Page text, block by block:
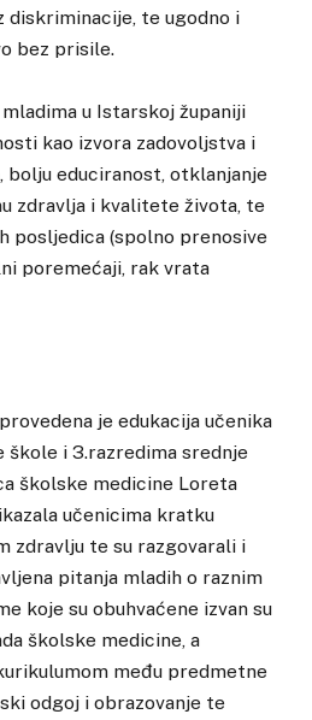
te ugodno i
bez prisile.
u Istarskoj županiji
kao izvora zadovoljstva i
educiranost, otklanjanje
zdravlja i kvalitete života, te
posljedica (spolno prenosive
poremećaji, rak vrata
je edukacija učenika
škole i 3.razredima srednje
školske medicine Loreta
učenicima kratku
zdravlju te su razgovarali i
pitanja mladih o raznim
koje su obuhvaćene izvan su
školske medicine, a
među predmetne
odgoj i obrazovanje te